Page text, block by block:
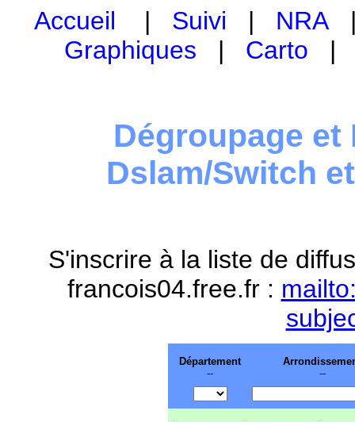
Accueil | Suivi | NRA
Graphiques | Carto
Dégroupage et
Dslam/Switch
S'inscrire à la liste de
francois04.free.fr :
Département
--
--